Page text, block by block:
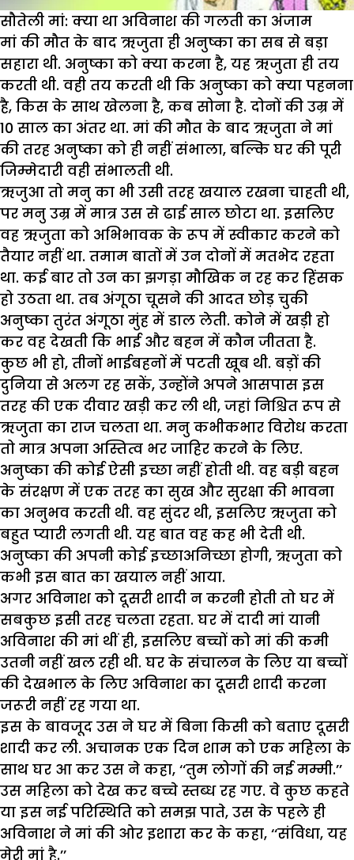
सौतेली मां: क्या था अविनाश की गलती का अंजाम
मां की मौत के बाद ऋजुता ही अनुष्का का सब से बड़ा
सहारा थी. अनुष्का को क्या करना है, यह ऋजुता ही तय
करती थी. वही तय करती थी कि अनुष्का को क्या पहनना
है, किस के साथ खेलना है, कब सोना है. दोनों की उम्र में
10 साल का अंतर था. मां की मौत के बाद ऋजुता ने मां
की तरह अनुष्का को ही नहीं संभाला, बल्कि घर की पूरी
जिम्मेदारी वही संभालती थी.
ऋजुआ तो मनु का भी उसी तरह खयाल रखना चाहती थी,
पर मनु उम्र में मात्र उस से ढाई साल छोटा था. इसलिए
वह ऋजुता को अभिभावक के रूप में स्वीकार करने को
तैयार नहीं था. तमाम बातों में उन दोनों में मतभेद रहता
था. कई बार तो उन का झगड़ा मौखिक न रह कर हिंसक
हो उठता था. तब अंगूठा चूसने की आदत छोड़ चुकी
अनुष्का तुरंत अंगूठा मुंह में डाल लेती. कोने में खड़ी हो
कर वह देखती कि भाई और बहन में कौन जीतता है.
कुछ भी हो, तीनों भाईबहनों में पटती खूब थी. बड़ों की
दुनिया से अलग रह सकें, उन्होंने अपने आसपास इस
तरह की एक दीवार खड़ी कर ली थी, जहां निश्चित रूप से
ऋजुता का राज चलता था. मनु कभीकभार विरोध करता
तो मात्र अपना अस्तित्व भर जाहिर करने के लिए.
अनुष्का की कोई ऐसी इच्छा नहीं होती थी. वह बड़ी बहन
के संरक्षण में एक तरह का सुख और सुरक्षा की भावना
का अनुभव करती थी. वह सुंदर थी, इसलिए ऋजुता को
बहुत प्यारी लगती थी. यह बात वह कह भी देती थी.
अनुष्का की अपनी कोई इच्छाअनिच्छा होगी, ऋजुता को
कभी इस बात का खयाल नहीं आया.
अगर अविनाश को दूसरी शादी न करनी होती तो घर में
सबकुछ इसी तरह चलता रहता. घर में दादी मां यानी
अविनाश की मां थीं ही, इसलिए बच्चों को मां की कमी
उतनी नहीं खल रही थी. घर के संचालन के लिए या बच्चों
की देखभाल के लिए अविनाश का दूसरी शादी करना
जरूरी नहीं रह गया था.
इस के बावजूद उस ने घर में बिना किसी को बताए दूसरी
शादी कर ली. अचानक एक दिन शाम को एक महिला के
साथ घर आ कर उस ने कहा, ‘‘तुम लोगों की नई मम्मी.’’
उस महिला को देख कर बच्चे स्तब्ध रह गए. वे कुछ कहते
या इस नई परिस्थिति को समझ पाते, उस के पहले ही
अविनाश ने मां की ओर इशारा कर के कहा, ‘‘संविधा, यह
मेरी मां है.’’